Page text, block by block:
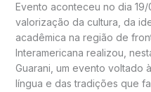
Evento aconteceu no dia
valorização da cultura, da
acadêmica na região de
Interamericana realizou,
Guarani, um evento voltado
língua e das tradições que